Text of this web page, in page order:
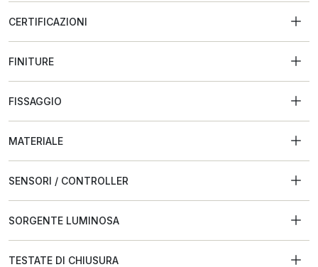
CERTIFICAZIONI
FINITURE
FISSAGGIO
MATERIALE
SENSORI / CONTROLLER
SORGENTE LUMINOSA
TESTATE DI CHIUSURA